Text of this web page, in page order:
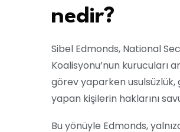
nedir?
Sibel Edmonds, National
Koalisyonu’nun kurucuları
görev yaparken usulsüzlük,
yapan kişilerin haklarını
Bu yönüyle Edmonds,